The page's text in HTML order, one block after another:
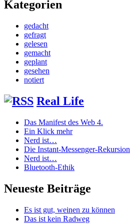
Kategorien
gedacht
gefragt
gelesen
gemacht
geplant
gesehen
notiert
Real Life
Das Manifest des Web 4.
Ein Klick mehr
Nerd ist…
Die Instant-Messenger-Rekursion
Nerd ist…
Bluetooth-Ethik
Neueste Beiträge
Es ist gut, weinen zu können
Das ist kein Radweg